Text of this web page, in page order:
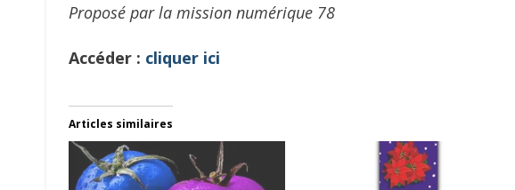
Proposé par la mission numérique 78
Accéder : cliquer ici
Articles similaires